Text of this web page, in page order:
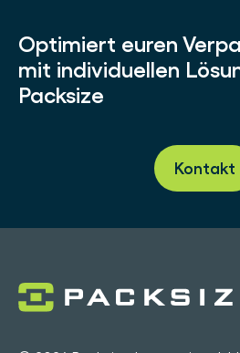
Optimiert euren
mit individuellen
Packsize
Kontakt